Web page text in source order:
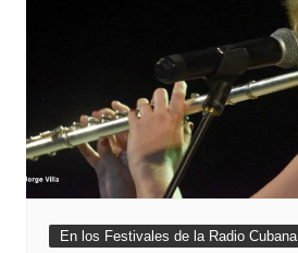
En los Festivales de la Radio Cubana